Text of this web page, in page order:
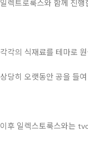
일렉트로룩스와 함께 진
각각의 식재료를 테마로
상당히 오랫동안 공을 들
이후 일렉스토룩스와는